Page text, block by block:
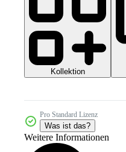
Kollektion
Pro Standard Lizenz
Was ist das?
Weitere Informationen